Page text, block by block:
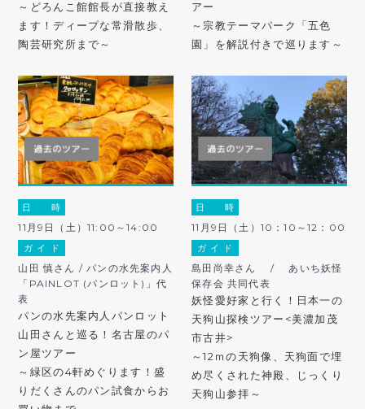
～どろんこ館館長が直接教え
ます！ディープな常滑散歩、
陶芸研究所まで～
アー
～宗教テーマパーク「五色
園」を解説付きで巡ります～
日 時
11月9日（土）11:00～14:00
ガ イ ド
山田 慎さん / パンの水先案内人
「PAINLOT (パンロット)」代
表
パンの水先案内人パンロット
山田さんと巡る！名古屋のパ
ン屋ツアー
～緑区の4軒めぐります！盛
りだくさんのパン試食からお
日 時
11月9日（土）10：10～12：00
ガ イ ド
島田尚幸さん / あいち妖怪
保存会 共同代表
妖怪愛好家と行く！日本一の
天狗山探検ツアー<美濃加茂
市古井>
～12ｍの天狗像、天狗面で埋
め尽くされた神殿、じっくり
天狗山参拝～